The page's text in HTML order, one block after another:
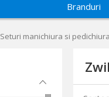
Branduri
Seturi manichiura si pedichiura